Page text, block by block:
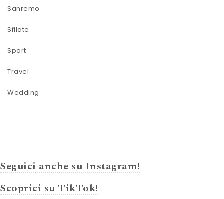
Sanremo
Sfilate
Sport
Travel
Wedding
Seguici anche su Instagram!
Scoprici su TikTok!